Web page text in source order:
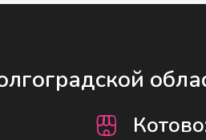
Котово